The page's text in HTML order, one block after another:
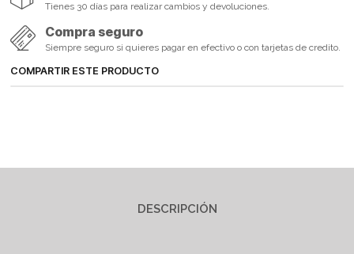
Tienes 30 días para realizar cambios y devoluciones.
Compra seguro
Siempre seguro si quieres pagar en efectivo o con tarjetas de credito.
COMPARTIR ESTE PRODUCTO
DESCRIPCIÓN